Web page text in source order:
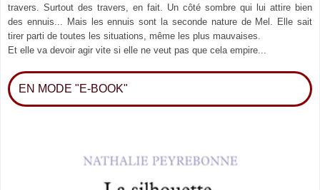
travers. Surtout des travers, en fait. Un côté sombre qui lui attire bien
des ennuis... Mais les ennuis sont la seconde nature de Mel. Elle sait
tirer parti de toutes les situations, même les plus mauvaises.
Et elle va devoir agir vite si elle ne veut pas que cela empire...
EN MODE "E-BOOK"